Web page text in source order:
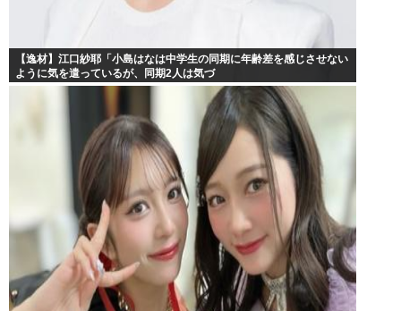
【逸材】江口紗耶「小島はなは中学生の同期に年齢差を感じさせない
ように気を遣っているが、同期2人は気づ